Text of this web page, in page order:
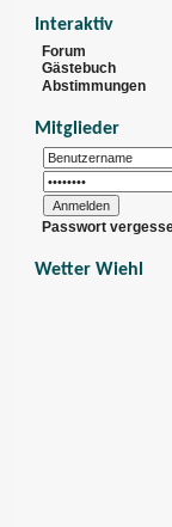
Interaktiv
Forum
Gästebuch
Abstimmungen
Mitglieder
Passwort
Wetter Wiehl